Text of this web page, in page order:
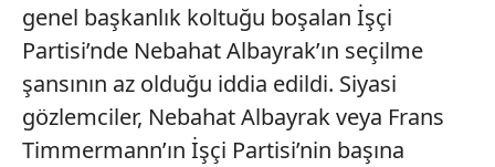
genel başkanlık koltuğu boşalan İşçi
Partisi’nde Nebahat Albayrak’ın seçilme
şansının az olduğu iddia edildi. Siyasi
gözlemciler, Nebahat Albayrak veya Frans
Timmermann’ın İşçi Partisi’nin başına